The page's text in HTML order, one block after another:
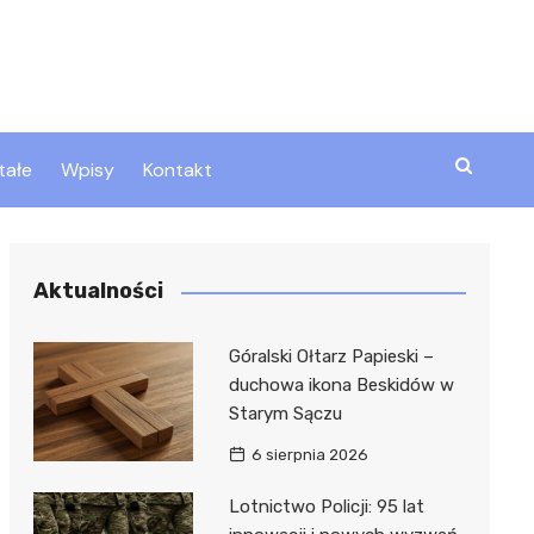
Wpisy Kontakt
Aktualności
Góralski Ołtarz Papieski –
duchowa ikona Beskidów w
Starym Sączu
6 sierpnia 2026
Lotnictwo Policji: 95 lat